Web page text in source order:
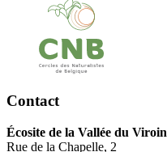
Contact
Écosite de la Vallée du Viroin
Rue de la Chapelle, 2